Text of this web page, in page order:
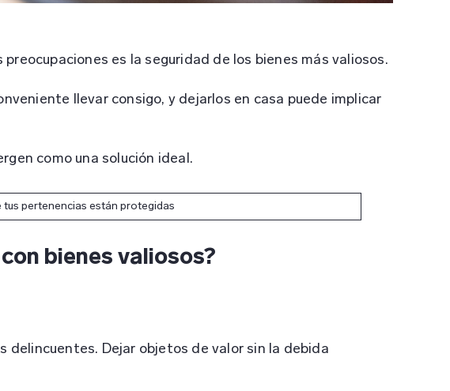
es la seguridad de los bienes más valiosos.
llevar consigo, y dejarlos en casa puede implicar
como una solución ideal.
tus pertenencias están protegidas
bienes valiosos?
delincuentes. Dejar objetos de valor sin la debida